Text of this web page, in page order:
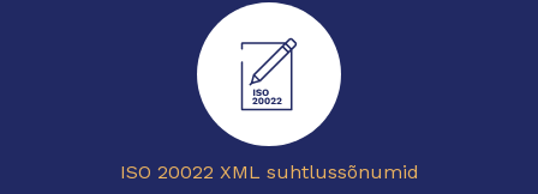
ISO 20022 XML suhtlussõnumid